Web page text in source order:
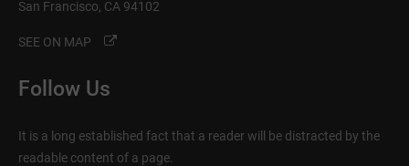
San Francisco, CA 94102
SEE ON MAP
Follow Us
It is a long established fact that a reader will be distracted by the
readable content of a page.